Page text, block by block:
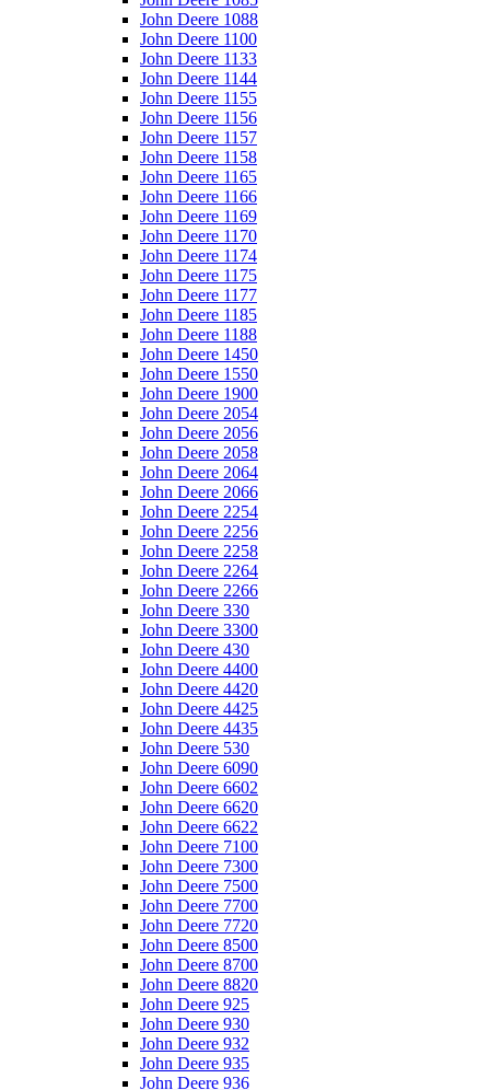
John Deere 1088
John Deere 1100
John Deere 1133
John Deere 1144
John Deere 1155
John Deere 1156
John Deere 1157
John Deere 1158
John Deere 1165
John Deere 1166
John Deere 1169
John Deere 1170
John Deere 1174
John Deere 1175
John Deere 1177
John Deere 1185
John Deere 1188
John Deere 1450
John Deere 1550
John Deere 1900
John Deere 2054
John Deere 2056
John Deere 2058
John Deere 2064
John Deere 2066
John Deere 2254
John Deere 2256
John Deere 2258
John Deere 2264
John Deere 2266
John Deere 330
John Deere 3300
John Deere 430
John Deere 4400
John Deere 4420
John Deere 4425
John Deere 4435
John Deere 530
John Deere 6090
John Deere 6602
John Deere 6620
John Deere 6622
John Deere 7100
John Deere 7300
John Deere 7500
John Deere 7700
John Deere 7720
John Deere 8500
John Deere 8700
John Deere 8820
John Deere 925
John Deere 930
John Deere 932
John Deere 935
John Deere 936